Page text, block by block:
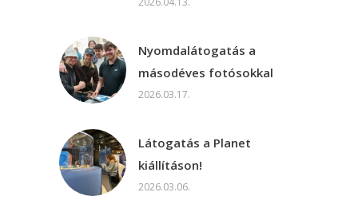
Nyomdalátogatás a
másodéves fotósokkal
2026.03.17.
Látogatás a Planet
kiállításon!
2026.03.06.